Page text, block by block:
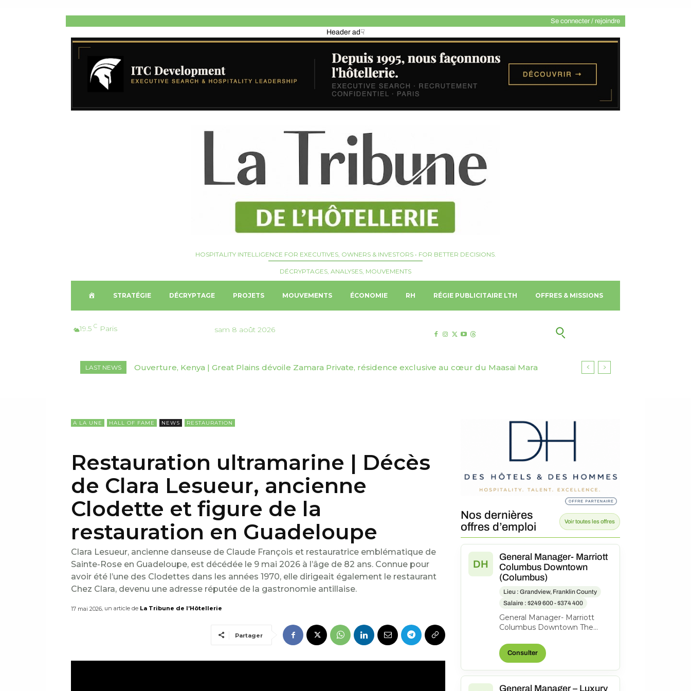
Se connecter / rejoindre
Header ad☟
HOSPITALITY INTELLIGENCE FOR EXECUTIVES, OWNERS & INVESTORS • FOR BETTER DECISIONS.
DÉCRYPTAGES, ANALYSES, MOUVEMENTS
U
I
STRATÉGIE DÉCRYPTAGE PROJETS MOUVEMENTS ÉCONOMIE RH RÉGIE PUBLICITAIRE LTH OFFRES & MISSIONS
19.5 C Paris sam 8 août 2026
LAST NEWS Ouverture, Kenya | Great Plains dévoile Zamara Private, résidence exclusive au cœur du Maasai Mara
Nomination, Australie | Josquin Crepelliere nommé Hotel Manager du Langham, Gold Coast
A LA UNE HALL OF FAME NEWS RESTAURATION
Restauration ultramarine | Décès
de Clara Lesueur, ancienne
Clodette et figure de la
restauration en Guadeloupe
Clara Lesueur, ancienne danseuse de Claude François et restauratrice emblématique de
Sainte-Rose en Guadeloupe, est décédée le 9 mai 2026 à l’âge de 82 ans. Connue pour
avoir été l’une des Clodettes dans les années 1970, elle dirigeait également le restaurant
Chez Clara, devenu une adresse réputée de la gastronomie antillaise.
17 mai 2026, un article de La Tribune de l’Hôtellerie
Partager
Nos dernières
offres d’emploi
Voir toutes les offres
DH
General Manager- Marriott
Columbus Downtown
(Columbus)
Lieu : Grandview, Franklin County
Salaire : $249 600 - $374 400
General Manager- Marriott
Columbus Downtown The
St., Columbus, Ohio, United
States o...
Consulter
General Manager – Luxury